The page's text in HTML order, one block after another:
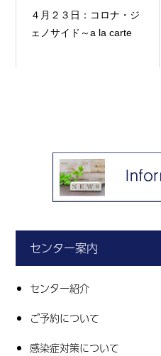
４月２３日：コロナ・ジ
ェノサイド～a la carte
センター案内
センター紹介
ご予約について
感染症対策について